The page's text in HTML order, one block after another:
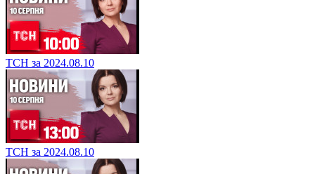
ТСН за 2024.08.10
ТСН за 2024.08.10